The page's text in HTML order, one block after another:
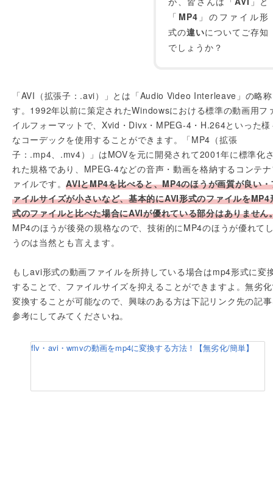
「 MP4 」のファイル形
式の違いについてご存知
でしょうか？
「AVI（拡張子：.avi）」とは「Audio Video Interleave」の略
す。1992年以前に策定されたWindowsにおける標準の動画用フ
イルフォーマットで、Xvid・Divx・MPEG-4・H.264といった様
なコーデックを使用することができます。「MP4（拡張
子：.mp4、.mv4）」はMOVを元に開発されて2001年に標準化
れた規格であり、MPEG-4などの音声・動画を格納するコンテ
ァイルです。AVIとMP4を比べると、MP4のほうが画質が良い・
ァイルサイズが小さいなど、基本的にAVI形式のファイルをMP4
式のファイルと比べた場合にAVIが優れている部分はありません
MP4のほうが後発の規格なので、技術的にMP4のほうが優れて
うのは当然とも言えます。
もしavi形式の動画ファイルを所持している場合はmp4形式に変
することで、ファイルサイズを抑えることができますよ。無劣
変換することが可能なので、興味のある方は下記リンク先の記
参考にしてみてくださいね。
flv・avi・wmvの動画をmp4に変換する方法！【無劣化/簡単】